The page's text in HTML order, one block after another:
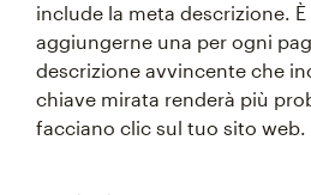
include la meta descrizione.
aggiungerne una per ogni
descrizione avvincente che
chiave mirata renderà più
facciano clic sul tuo sito web.